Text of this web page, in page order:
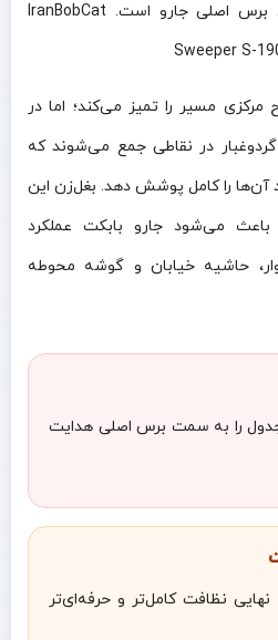
کناری به سمت مسیر کاری برس اصلی جارو است. IranBobCat
Sweeper S-
مسیر را تمیز می‌کند؛ اما در
گردوغبار در نقاطی جمع می‌شوند که
آن‌ها را کامل پوشش دهد. بغل‌زن این
می‌شود جارو بابکت عملکرد
حاشیه خیابان و گوشه محوطه
جدول را به سمت برس اصلی هدایت
نظافت کامل‌تر و حرفه‌ای‌تر